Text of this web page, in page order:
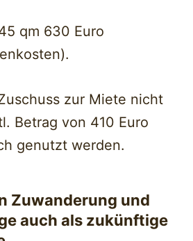
qm 630 Euro
zur Miete nicht
Betrag von 410 Euro
genutzt werden.
Zuwanderung und
auch als zukünftige